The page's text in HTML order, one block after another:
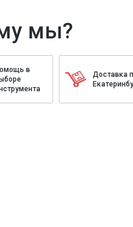
мы?
в
Доставка